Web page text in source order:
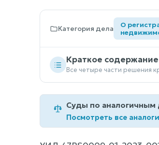
Категория дела
О
Краткое
Все четыре части решения
Суды по
Посмотреть все